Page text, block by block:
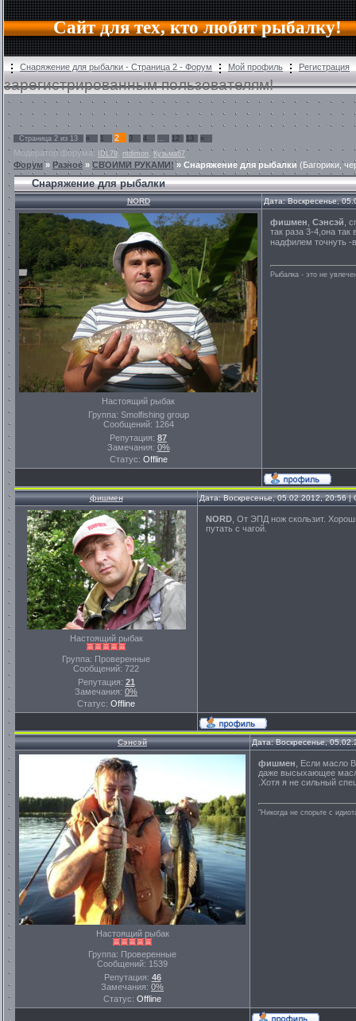
Сайт для тех, кто любит рыбалку!
Снаряжение для рыбалки - Страница 2 - Форум Мой профиль Регистрация
зарегистрированным пользователям!
Страница 2 из 13 « 1 2 3 4 … 12 13 »
Модератор форума: IDL79 ntdimon , Кузьма67
Форум» Разное » СВОИМИ РУКАМИ! » Снаряжение для рыбалки (Багорики,
Снаряжение для рыбалки
NORD Дата: Воскресенье,
Настоящий рыбак
Группа: Smolfishing group
Сообщений: 1264
Репутация: 87
Замечания: 0%
Статус: Offline
фишмен Сэнсэй ,
так раза 3-4,она
надфилем точнуть -
Рыбалка - это не
фишмен Дата: Воскресенье, 05.02.2012, 20:56
Настоящий рыбак
Группа: Проверенные
Сообщений: 722
Репутация: 21
Замечания: 0%
Статус: Offline
NORD , От ЭПД нож скользит.
путать с чагой.
Сэнсэй Дата: Воскресенье,
Настоящий рыбак
Группа: Проверенные
Сообщений: 1539
Репутация: 46
Замечания: 0%
Статус: Offline
фишмен , Если
даже высыхающее
.Хотя я не сильный
"Никогда не спорьте с